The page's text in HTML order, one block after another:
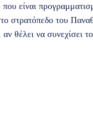
είναι
στρατόπεδο του
θέλει να συνεχίσει το